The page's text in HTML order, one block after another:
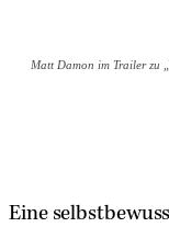
Matt Damon im Trailer zu
Eine